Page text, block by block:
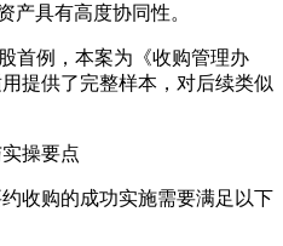
产具有高度协同性。
首例，本案为《收购管理办
提供了完整样本，对后续类似
操要点
收购的成功实施需要满足以下